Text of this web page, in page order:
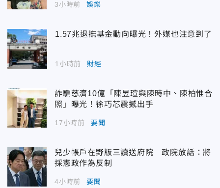
3小時前 娛樂
1.57兆退撫基金動向曝光！外媒也注意到了
1小時前 財經
詐騙慈濟10億「陳昱瑄與陳時中、陳柏惟合
照」曝光！徐巧芯震撼出手
17小時前 要聞
兒少帳戶在野版三讀送府院 政院放話：將
採憲政作為反制
4小時前 要聞